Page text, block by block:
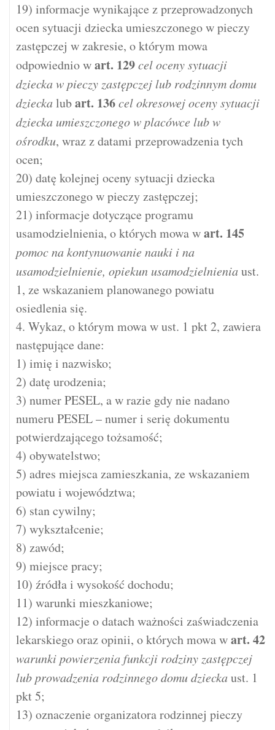
19) informacje wynikające z przeprowadzonych
ocen sytuacji dziecka umieszczonego w pieczy
zastępczej w zakresie, o którym mowa
odpowiednio wart. 129cel oceny sytuacji
dziecka w pieczy zastępczej lub rodzinnym domu
dzieckalubart. 136cel okresowej oceny sytuacji
dziecka umieszczonego w placówce lub w
ośrodku, wraz z datami przeprowadzenia tych
ocen;
20) datę kolejnej oceny sytuacji dziecka
umieszczonego w pieczy zastępczej;
21) informacje dotyczące programu
usamodzielnienia, o których mowa wart. 145
pomoc na kontynuowanie nauki i na
usamodzielnienie, opiekun usamodzielnieniaust.
1, ze wskazaniem planowanego powiatu
osiedlenia się.
4. Wykaz, o którym mowa w ust. 1 pkt 2, zawiera
następujące dane:
1) imię i nazwisko;
2) datę urodzenia;
3) numer PESEL, a w razie gdy nie nadano
numeru PESEL – numer i serię dokumentu
potwierdzającego tożsamość;
4) obywatelstwo;
5) adres miejsca zamieszkania, ze wskazaniem
powiatu i województwa;
6) stan cywilny;
7) wykształcenie;
8) zawód;
9) miejsce pracy;
10) źródła i wysokość dochodu;
11) warunki mieszkaniowe;
12) informacje o datach ważności zaświadczenia
lekarskiego oraz opinii, o których mowa wart. 42
warunki powierzenia funkcji rodziny zastępczej
lub prowadzenia rodzinnego domu dzieckaust. 1
pkt 5;
13) oznaczenie organizatora rodzinnej pieczy